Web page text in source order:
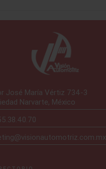
José María Vértiz 734-3
Narvarte, México